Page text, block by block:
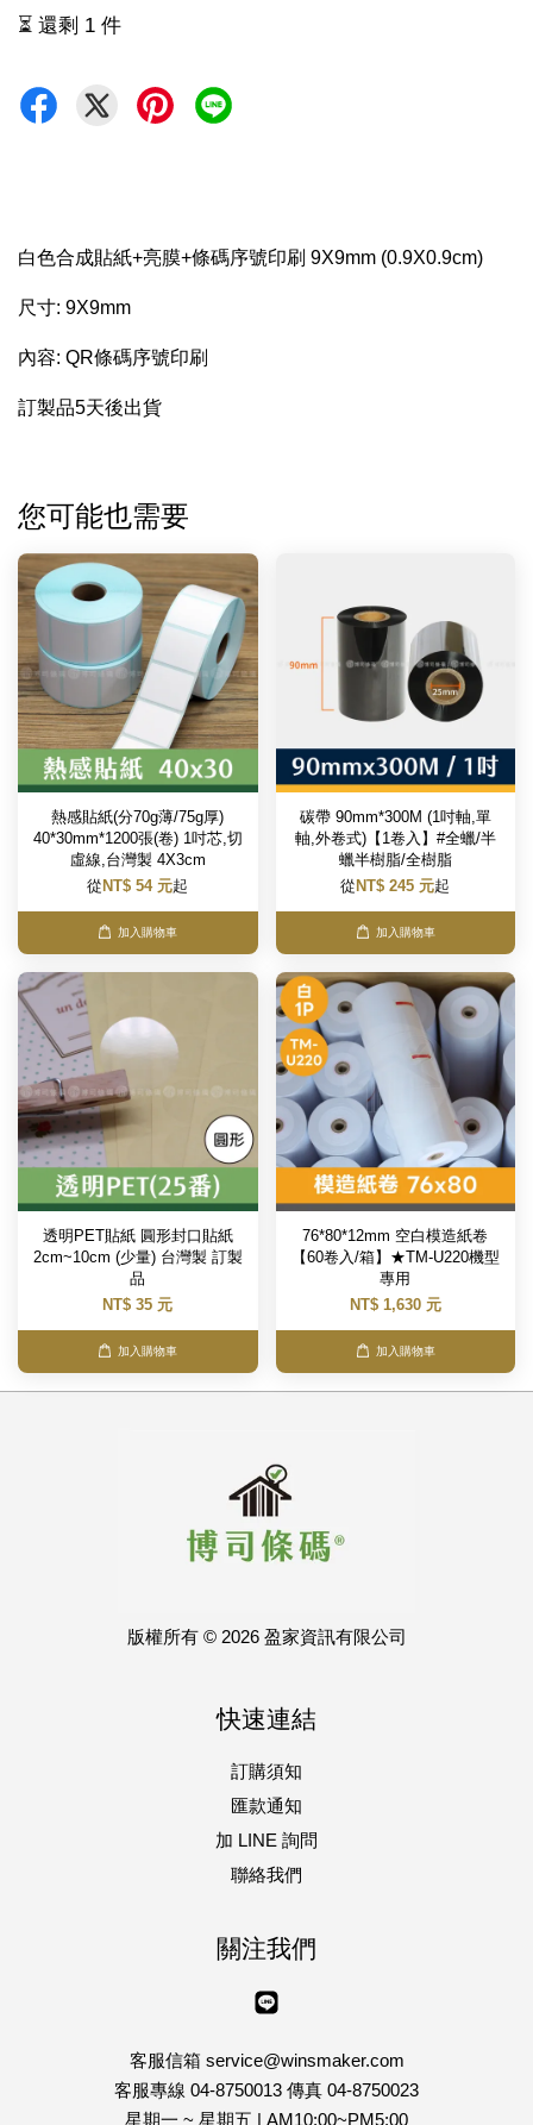
⏳ 還剩 1 件
白色合成貼紙+亮膜+條碼序號印刷 9X9mm (0.9X0.9cm)
尺寸: 9X9mm
內容: QR條碼序號印刷
訂製品5天後出貨
您可能也需要
熱感貼紙(分70g薄/75g厚)
40*30mm*1200張(卷) 1吋芯,切
虛線,台灣製 4X3cm
從 NT$ 54 元起
加入購物車
碳帶 90mm*300M (1吋軸,單
軸,外卷式)【1卷入】#全蠟/半
蠟半樹脂/全樹脂
從 NT$ 245 元起
加入購物車
透明PET貼紙 圓形封口貼紙
2cm~10cm (少量) 台灣製 訂製
品
NT$ 35 元
加入購物車
76*80*12mm 空白模造紙卷
【60卷入/箱】★TM-U220機型
專用
NT$ 1,630 元
加入購物車
版權所有 © 2026 盈家資訊有限公司
快速連結
訂購須知
匯款通知
加 LINE 詢問
聯絡我們
關注我們
客服信箱 service@winsmaker.com
客服專線 04-8750013 傳真 04-8750023
星期一 ~ 星期五 | AM10:00~PM5:00